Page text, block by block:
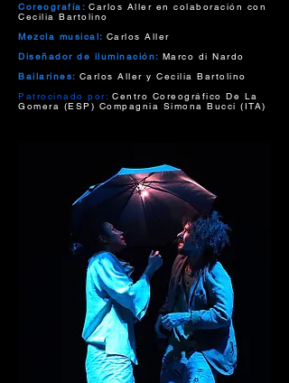
Coreografía: Carlos Aller en colaboración con
Cecilia Bartolino
Mezcla musical: Carlos Aller
Diseñador de iluminación: Marco di Nardo
Bailarines: Carlos Aller y Cecilia Bartolino
Patrocinado por: Centro Coreográfico De La
Gomera (ESP) Compagnia Simona Bucci (ITA)